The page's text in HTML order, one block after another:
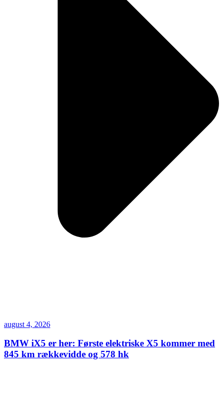
august 4, 2026
BMW iX5 er her: Første elektriske X5 kommer med
845 km rækkevidde og 578 hk